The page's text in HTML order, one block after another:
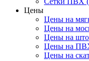
Цены
Цены на
Цены на
Цены на
Цены на
Цены на